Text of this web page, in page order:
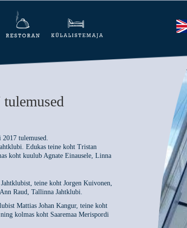
2017 tulemused.
Edukas teine koht Tristan
koht kuulub Agnate Einausele, Linna
teine koht Jorgen Kuivonen,
Raud, Tallinna Jahtklubi.
Mattias Johan Kangur, teine koht
kolmas koht Saaremaa Merispordi